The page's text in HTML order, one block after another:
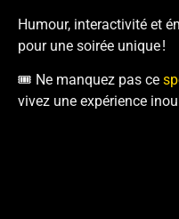
Humour, interactivité et
pour une soirée unique !
🎟️ Ne manquez pas ce
vivez une expérience